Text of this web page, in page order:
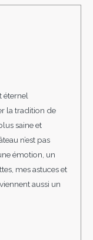
éternel
la tradition de
saine et
n’est pas
émotion, un
mes astuces et
aussi un